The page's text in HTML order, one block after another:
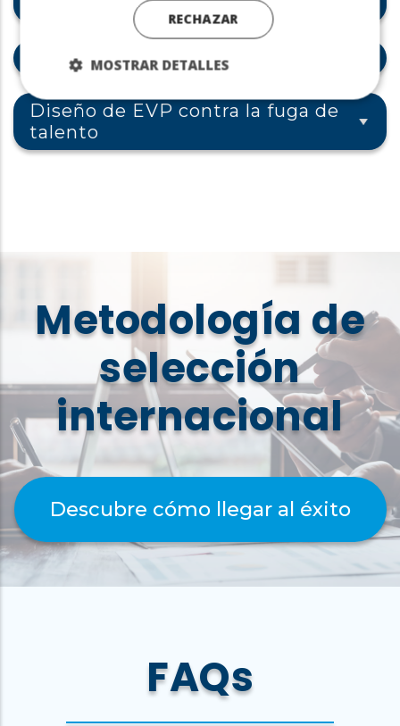
España y operativa en casablanca
Alcance global NPAworldwide
Diseño de EVP contra la fuga de
talento
Metodología de
selección
internacional
Descubre cómo llegar al éxito
FAQs
RECHAZAR
MOSTRAR DETALLES